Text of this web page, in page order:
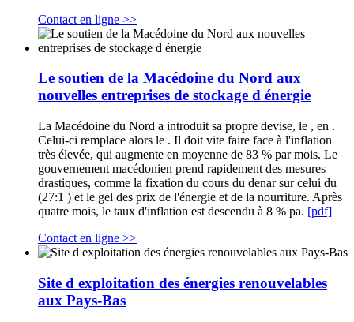
Contact en ligne >>
Le soutien de la Macédoine du Nord aux
nouvelles entreprises de stockage d énergie
La Macédoine du Nord a introduit sa propre devise, le , en .
Celui-ci remplace alors le . Il doit vite faire face à l'inflation
très élevée, qui augmente en moyenne de 83 % par mois. Le
gouvernement macédonien prend rapidement des mesures
drastiques, comme la fixation du cours du denar sur celui du
(27:1 ) et le gel des prix de l'énergie et de la nourriture. Après
quatre mois, le taux d'inflation est descendu à 8 % pa. [pdf]
Contact en ligne >>
Site d exploitation des énergies renouvelables
aux Pays-Bas